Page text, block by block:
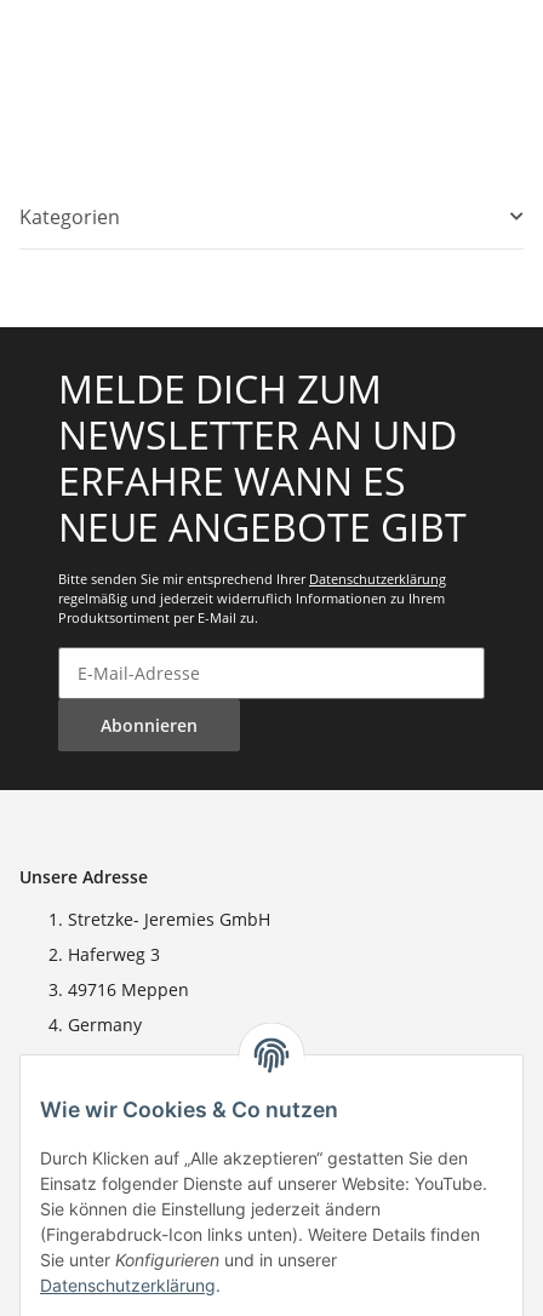
Wie wir Cookies & Co nutzen
Durch Klicken auf „Alle akzeptieren“ gestatten Sie den
Einsatz folgender Dienste auf unserer Website: YouTube.
Sie können die Einstellung jederzeit ändern
(Fingerabdruck-Icon links unten). Weitere Details finden
Sie unter Konfigurieren und in unserer
Datenschutzerklärung.
Kategorien
MELDE DICH ZUM
NEWSLETTER AN UND
ERFAHRE WANN ES
NEUE ANGEBOTE GIBT
Bitte senden Sie mir entsprechend Ihrer Datenschutzerklärung
regelmäßig und jederzeit widerruflich Informationen zu Ihrem
Produktsortiment per E-Mail zu.
Abonnieren
Unsere Adresse
Stretzke- Jeremies GmbH
Haferweg 3
49716 Meppen
Germany
Zeepter - Social Networks